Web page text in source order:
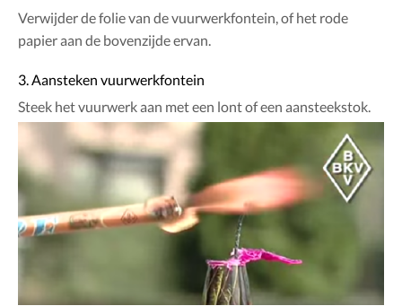
Verwijder de folie van de vuurwerkfontein, of het rode
papier aan de bovenzijde ervan.
3. Aansteken vuurwerkfontein
Steek het vuurwerk aan met een lont of een aansteekstok.